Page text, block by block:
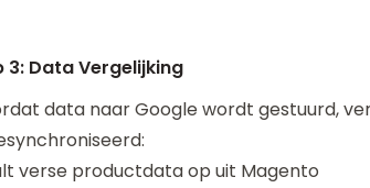
3: Data Vergelijking
data naar Google wordt gestuurd,
verse productdata op uit Magento